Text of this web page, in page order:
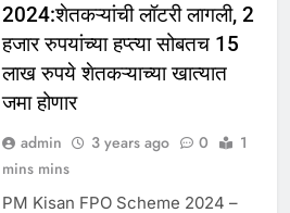
2024:शेतकऱ्यांची लॉटरी लागली, 2
हजार रुपयांच्या हप्त्या सोबतच 15
लाख रुपये शेतकऱ्याच्या खात्यात
जमा होणार
admin 3 years ago 0
1
mins mins
PM Kisan FPO Scheme 2024 –